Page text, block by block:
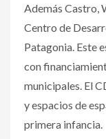
Además Castro,
Centro de
Patagonia. Este
con
municipales. El
y espacios de
primera infancia.